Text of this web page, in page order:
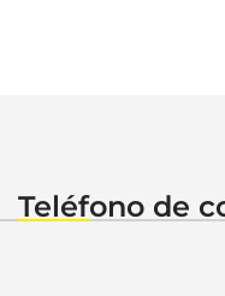
Teléfono de